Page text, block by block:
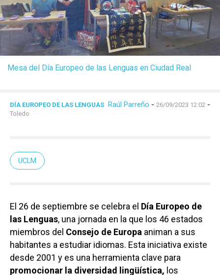
Mesa del Día Europeo de las Lenguas en Ciudad Real
DÍA EUROPEO DE LAS LENGUAS Raúl Parreño - 26/09/2023 12:02 -
Toledo
UCLM
El 26 de septiembre se celebra el Día Europeo de
las Lenguas, una jornada en la que los 46 estados
miembros del Consejo de Europa animan a sus
habitantes a estudiar idiomas. Esta iniciativa existe
desde 2001 y es una herramienta clave para
promocionar la diversidad lingüística, los